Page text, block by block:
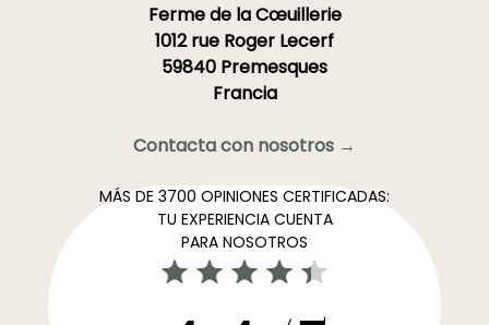
Ferme de la Cœuillerie
1012 rue Roger Lecerf
59840 Premesques
Francia
Contacta con nosotros →
MÁS DE 3700 OPINIONES CERTIFICADAS:
TU EXPERIENCIA CUENTA
PARA NOSOTROS